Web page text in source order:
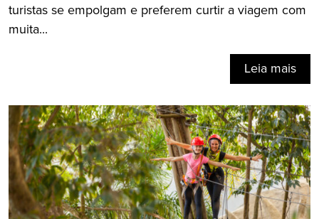
turistas se empolgam e preferem curtir a viagem com
muita...
Leia mais